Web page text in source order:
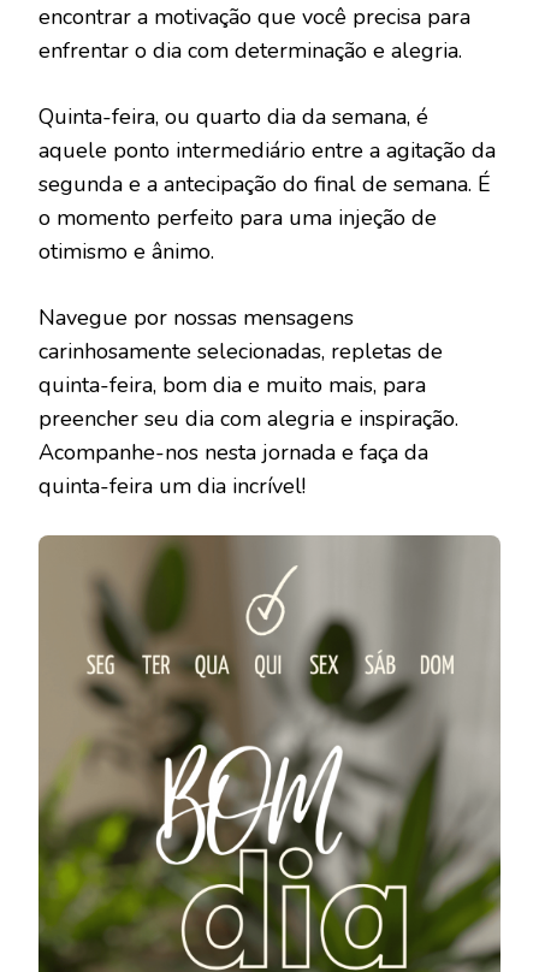
encontrar a motivação que você precisa para
enfrentar o dia com determinação e alegria.
Quinta-feira, ou quarto dia da semana, é
aquele ponto intermediário entre a agitação da
segunda e a antecipação do final de semana. É
o momento perfeito para uma injeção de
otimismo e ânimo.
Navegue por nossas mensagens
carinhosamente selecionadas, repletas de
quinta-feira, bom dia e muito mais, para
preencher seu dia com alegria e inspiração.
Acompanhe-nos nesta jornada e faça da
quinta-feira um dia incrível!